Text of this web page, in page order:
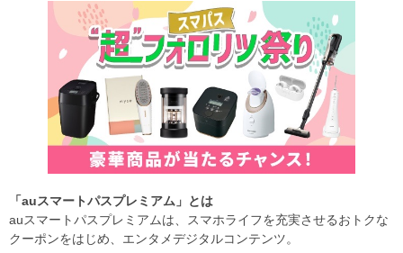
「auスマートパスプレミアム」とは
auスマートパスプレミアムは、スマホライフを充実させるおトクな
クーポンをはじめ、エンタメデジタルコンテンツ。